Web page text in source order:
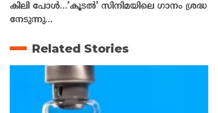
കിലി പോൾ…’കൂടൽ’ സിനിമയിലെ ഗാനം ശ്രദ്ധ
നേടുന്നു…
Related Stories